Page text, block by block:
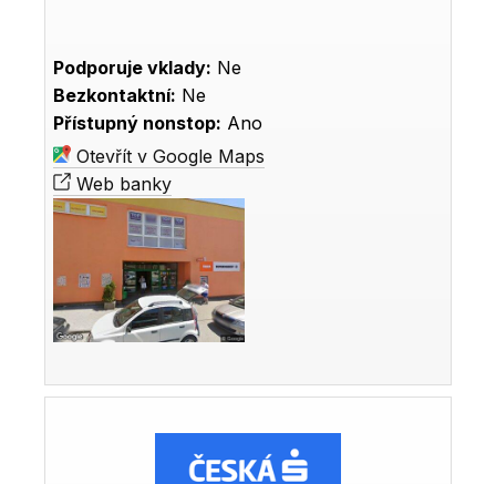
Podporuje vklady: Ne
Bezkontaktní: Ne
Přístupný nonstop: Ano
Otevřít v Google Maps
Web banky